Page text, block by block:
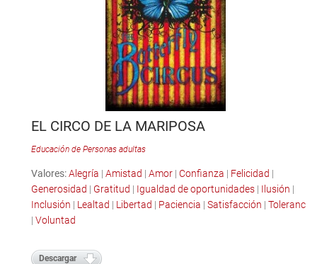
EL CIRCO DE LA MARIPOSA
Educación de Personas adultas
Valores:Alegría | Amistad | Amor| Confianza | Felicidad |
Generosidad | Gratitud | Igualdad de oportunidades| Ilusión |
Inclusión | Lealtad | Libertad | Paciencia | Satisfacción | Tolerancia
| Voluntad
Descargar